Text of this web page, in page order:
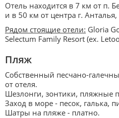
Отель находится в 7 км от п.
и в 50 км от центра г.
Рядом стоящие отели: Gloria
Selectum Family Resort (ex.
Пляж
Собственный песчано-
от отеля.
Шезлонги, зонтики, пляжные
Заход в море - песок, галька,
Шатры на пляже - платно.